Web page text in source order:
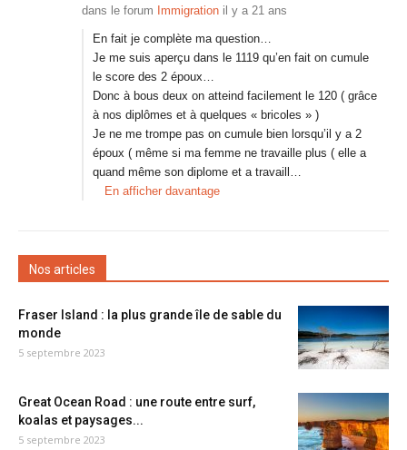
dans le forum Immigration il y a 21 ans
En fait je complète ma question…
Je me suis aperçu dans le 1119 qu’en fait on cumule
le score des 2 époux…
Donc à bous deux on atteind facilement le 120 ( grâce
à nos diplômes et à quelques « bricoles » )
Je ne me trompe pas on cumule bien lorsqu’il y a 2
époux ( même si ma femme ne travaille plus ( elle a
quand même son diplome et a travaill…
En afficher davantage
Nos articles
Fraser Island : la plus grande île de sable du
monde
5 septembre 2023
Great Ocean Road : une route entre surf,
koalas et paysages...
5 septembre 2023